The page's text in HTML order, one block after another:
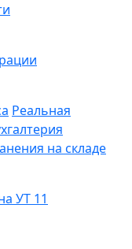
Реальная
на складе
УТ 11